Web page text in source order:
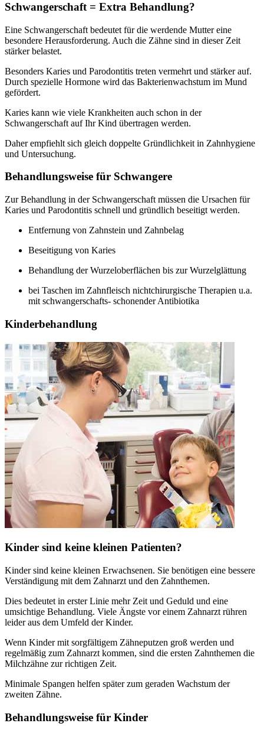
Schwangerschaft = Extra Behandlung?
Eine Schwangerschaft bedeutet für die werdende Mutter eine
besondere Herausforderung. Auch die Zähne sind in dieser Zeit
stärker belastet.
Besonders Karies und Parodontitis treten vermehrt und stärker auf.
Durch spezielle Hormone wird das Bakterienwachstum im Mund
gefördert.
Karies kann wie viele Krankheiten auch schon in der
Schwangerschaft auf Ihr Kind übertragen werden.
Daher empfiehlt sich gleich doppelte Gründlichkeit in Zahnhygiene
und Untersuchung.
Behandlungsweise für Schwangere
Zur Behandlung in der Schwangerschaft müssen die Ursachen für
Karies und Parodontitis schnell und gründlich beseitigt werden.
Entfernung von Zahnstein und Zahnbelag
Beseitigung von Karies
Behandlung der Wurzeloberflächen bis zur Wurzelglättung
bei Taschen im Zahnfleisch nichtchirurgische Therapien u.a.
mit schwangerschafts- schonender Antibiotika
Kinderbehandlung
Kinder sind keine kleinen Patienten?
Kinder sind keine kleinen Erwachsenen. Sie benötigen eine bessere
Verständigung mit dem Zahnarzt und den Zahnthemen.
Dies bedeutet in erster Linie mehr Zeit und Geduld und eine
umsichtige Behandlung. Viele Ängste vor einem Zahnarzt rühren
leider aus dem Umfeld der Kinder.
Wenn Kinder mit sorgfältigem Zähneputzen groß werden und
regelmäßig zum Zahnarzt kommen, sind die ersten Zahnthemen die
Milchzähne zur richtigen Zeit.
Minimale Spangen helfen später zum geraden Wachstum der
zweiten Zähne.
Behandlungsweise für Kinder